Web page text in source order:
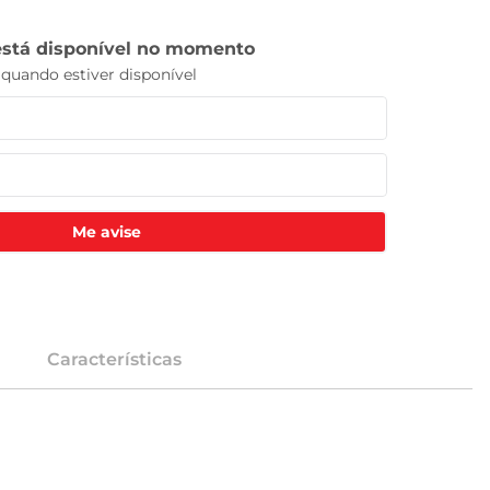
Me avise
Características